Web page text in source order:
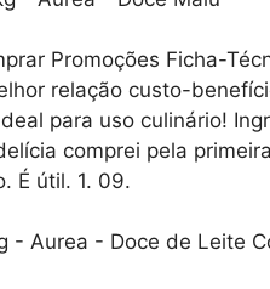
Promoções Ficha-
relação custo-
para uso culinário!
comprei pela
É útil. 1. 09.